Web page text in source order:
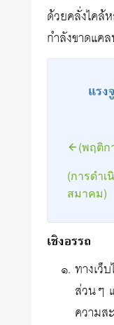
ด้วยคลั่งไค
กำลังขาดแค
แรง
(พฤติ
(การดำเ
สมาคม)
เชิงอรรถ
ทางเว็
ส่วนๆ
ความส